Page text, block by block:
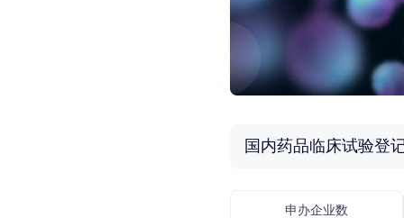
国内药品临床试验登
申办企业数